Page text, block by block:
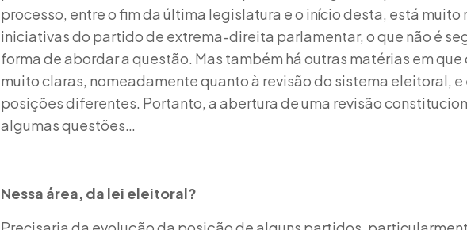
processo, entre o fim da última legislatura e o início desta, está
iniciativas do partido de extrema-direita parlamentar, o que não é
forma de abordar a questão. Mas também há outras matérias em
muito claras, nomeadamente quanto à revisão do sistema eleitoral, e
posições diferentes. Portanto, a abertura de uma revisão
algumas questões…
Nessa área, da lei eleitoral?